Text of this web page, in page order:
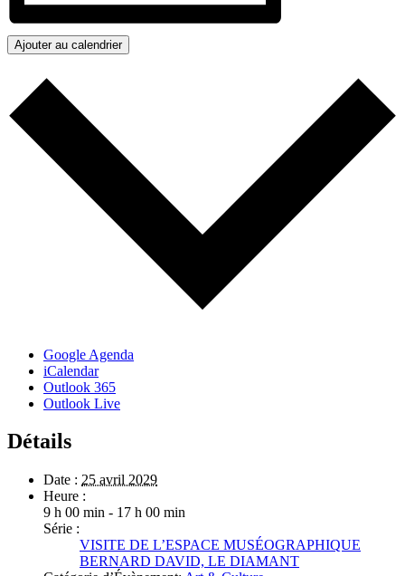
Ajouter au calendrier
Google Agenda
iCalendar
Outlook 365
Outlook Live
Détails
Date : 25 avril 2029
Heure :
9 h 00 min - 17 h 00 min
Série :
VISITE DE L’ESPACE MUSÉOGRAPHIQUE
BERNARD DAVID, LE DIAMANT